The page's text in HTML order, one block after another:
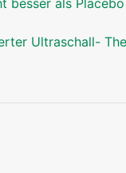
besser als
Ultraschall-